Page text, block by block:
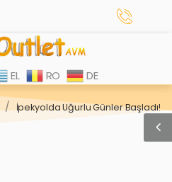
EL RO DE
/ İpekyolda Uğurlu Günler Başladı!